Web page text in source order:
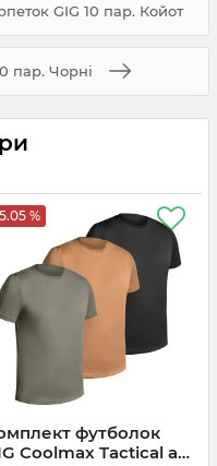
GIG 10 пар. Койот
пар. Чорні
%
футболок
Coolmax Tactical air